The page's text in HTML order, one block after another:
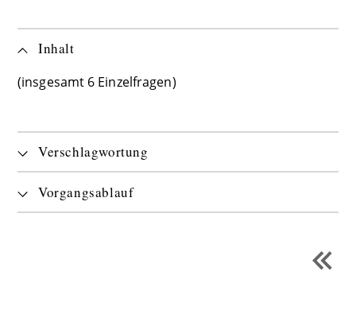
Inhalt
(insgesamt 6 Einzelfragen)
Verschlagwortung
Vorgangsablauf